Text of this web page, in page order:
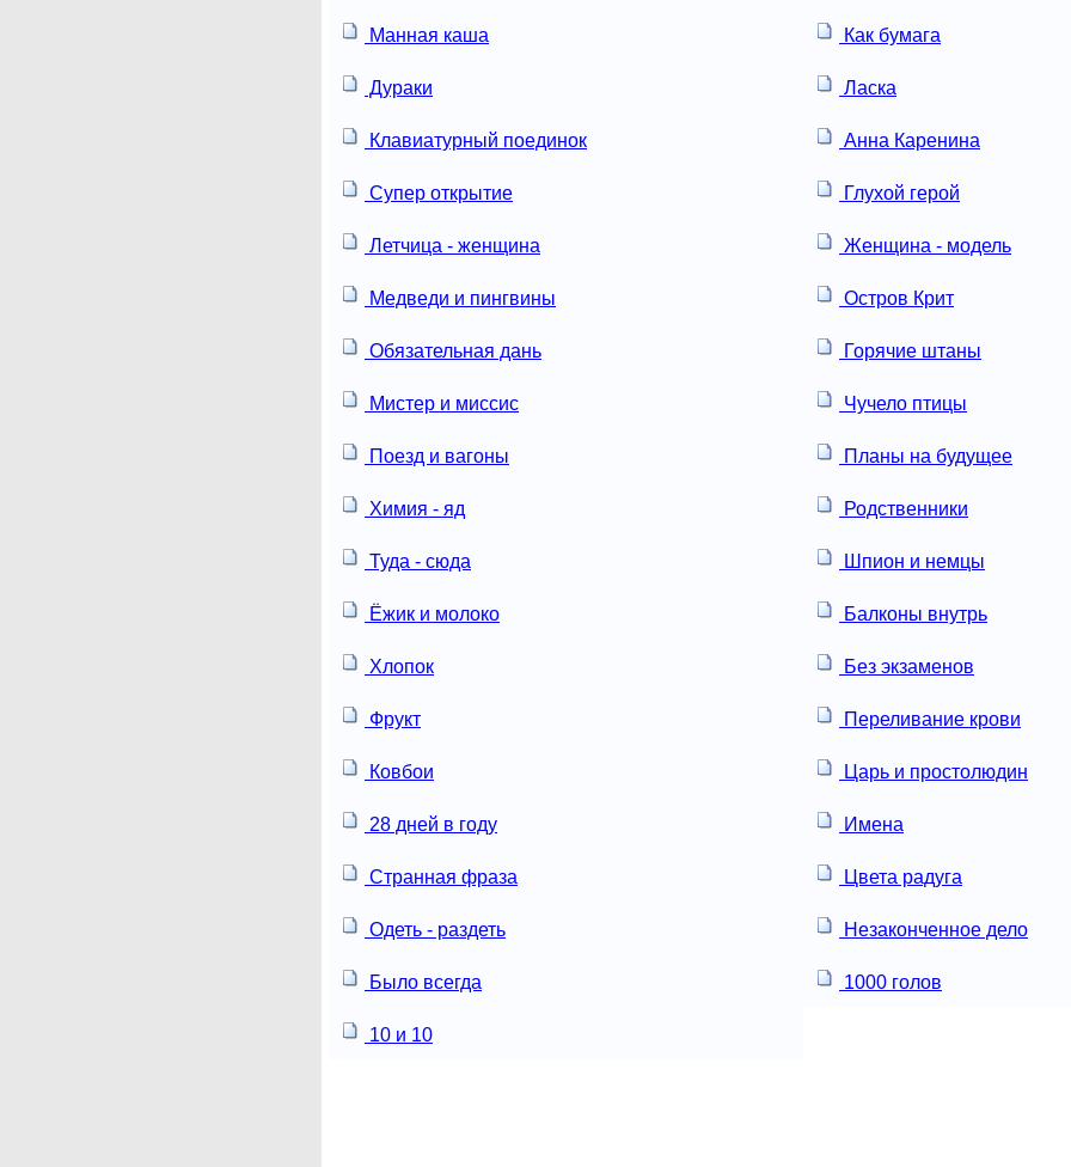
Манная каша Как бумага
Дураки Ласка
Клавиатурный поединок Анна Каренина
Супер открытие Глухой герой
Летчица - женщина Женщина - модель
Медведи и пингвины Остров Крит
Обязательная дань Горячие штаны
Мистер и миссис Чучело птицы
Поезд и вагоны Планы на будущее
Химия - яд Родственники
Туда - сюда Шпион и немцы
Ёжик и молоко Балконы внутрь
Хлопок Без экзаменов
Фрукт Переливание крови
Ковбои Царь и простолюдин
28 дней в году Имена
Странная фраза Цвета радуга
Одеть - раздеть Незаконченное дело
Было всегда 1000 голов
10 и 10